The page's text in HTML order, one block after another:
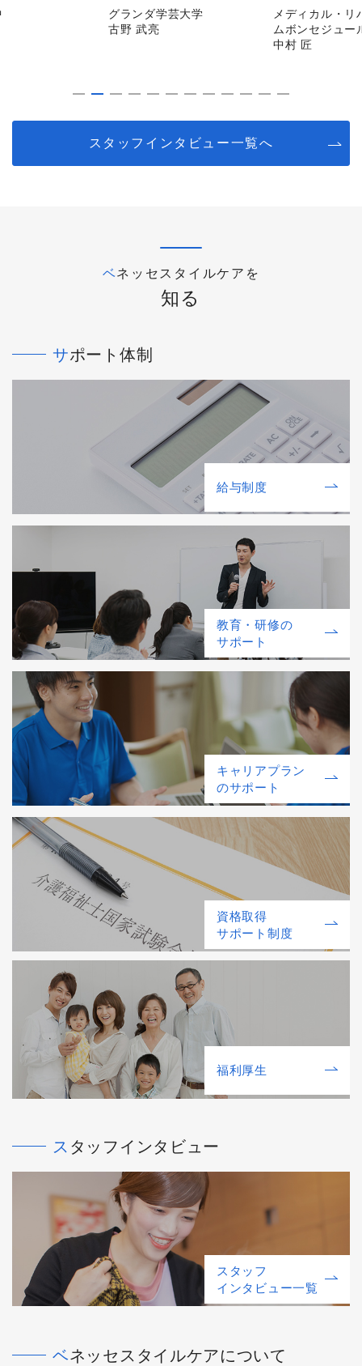
グランダ学芸大学
古野 武亮
メディカル・リ
ムボンセジュー
中村 匠
スタッフインタビュー一覧へ
ベネッセスタイルケアを
知る
サポート体制
給与制度
教育・研修の
サポート
キャリアプラン
のサポート
資格取得
サポート制度
福利厚⽣
スタッフインタビュー
スタッフ
インタビュー一覧
ベネッセスタイルケアについて